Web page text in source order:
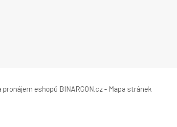
pronájem eshopů BINARGON.cz- Mapa stránek